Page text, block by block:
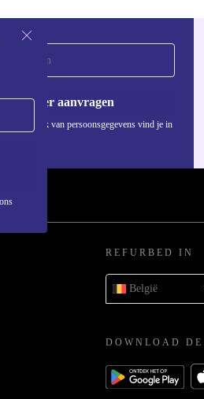
Voucher aanvragen
het gebruik van persoonsgegevens vind je in
REFURBED IN
België
DOWNLOAD